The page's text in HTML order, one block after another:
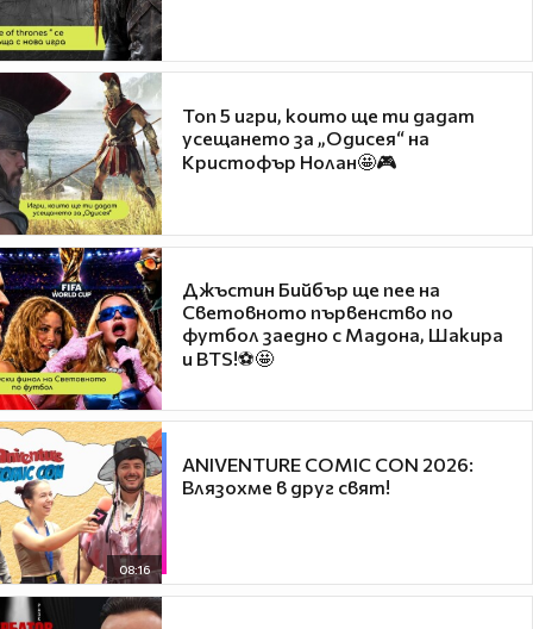
Топ 5 игри, които ще ти дадат
усещането за „Одисея“ на
Кристофър Нолан🤩🎮
Джъстин Бийбър ще пее на
Световното първенство по
футбол заедно с Мадона, Шакира
и BTS!⚽🤩
08:16
ANIVENTURE COMIC CON 2026:
Влязохме в друг свят!